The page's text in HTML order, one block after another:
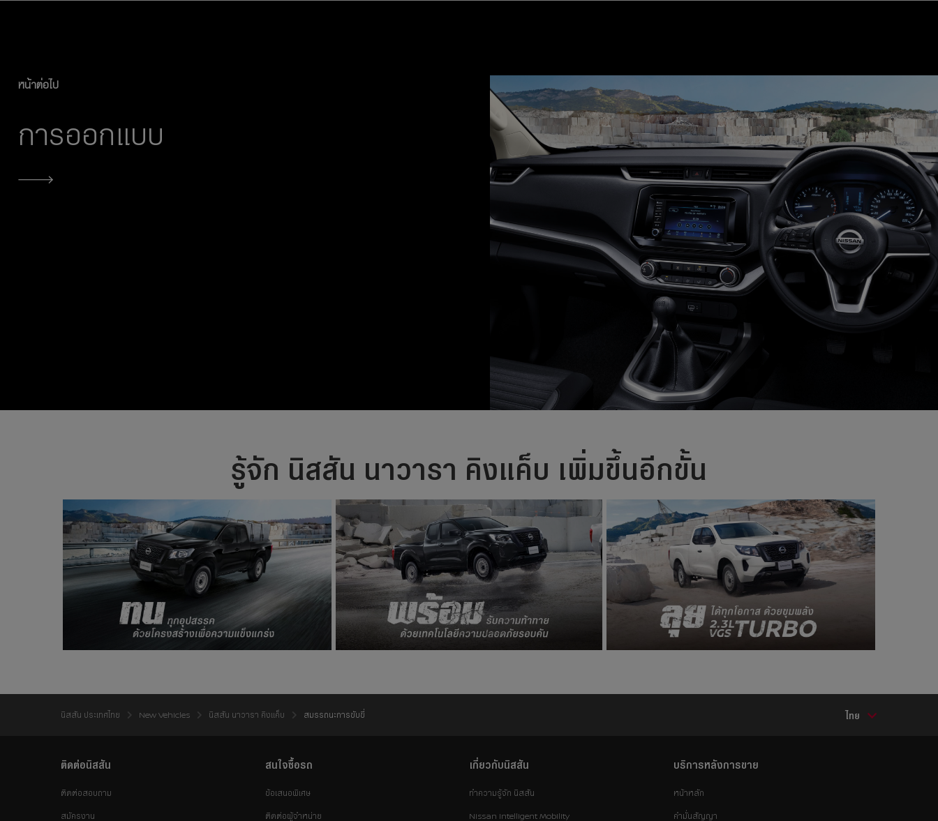
หน้าต่อไป
การออกแบบ
รู้จัก นิสสัน นาวารา คิงแค็บ เพิ่มขึ้นอีกขั้น
นิสสัน ประเทศไทย New Vehicles นิสสัน นาวารา คิงแค็บ สมรรถนะการขับขี่ ไทย
ติดต่อนิสสัน
ติดต่อสอบถาม
สมัครงาน
สนใจซื้อรถ
ข้อเสนอพิเศษ
ติดต่อผู้จำหน่าย
เกี่ยวกับนิสสัน
ทำความรู้จัก นิสสัน
Nissan Intelligent Mobility
บริการหลังการขาย
หน้าหลัก
คำมั่นสัญญา